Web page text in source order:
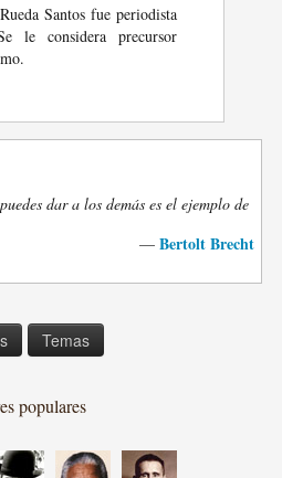
Santos fue periodista
le considera precursor
dar a los demás es el ejemplo de
— Bertolt Brecht
Temas
populares